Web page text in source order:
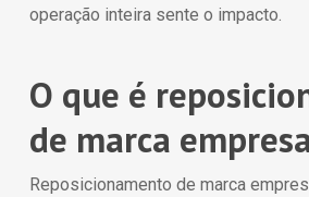
operação inteira sente o impacto.
O que é
de marca
Reposicionamento de marca